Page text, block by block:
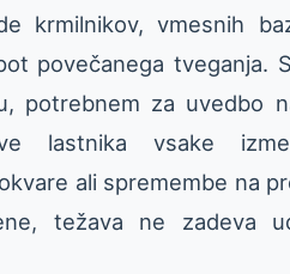
krmilnikov, vmesnih
povečanega tveganja.
potrebnem za uvedbo
lastnika vsake
ali spremembe na
težava ne zadeva